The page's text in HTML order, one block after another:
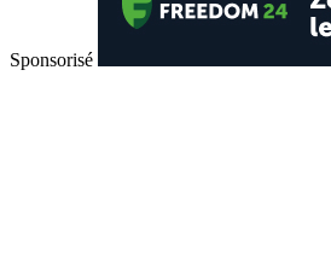
Sponsorisé